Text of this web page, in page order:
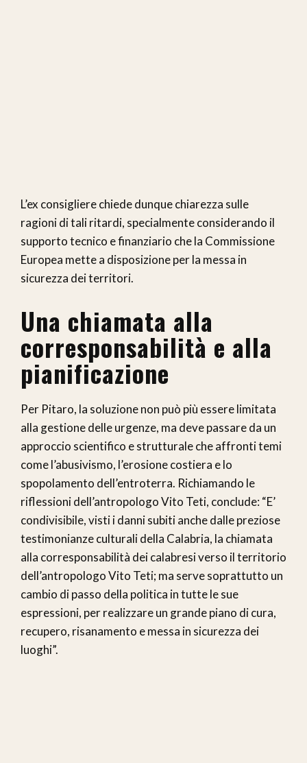
L’ex consigliere chiede dunque chiarezza sulle
ragioni di tali ritardi, specialmente considerando il
supporto tecnico e finanziario che la Commissione
Europea mette a disposizione per la messa in
sicurezza dei territori.
Una chiamata alla
corresponsabilità e alla
pianificazione
Per Pitaro, la soluzione non può più essere limitata
alla gestione delle urgenze, ma deve passare da un
approccio scientifico e strutturale che affronti temi
come l’abusivismo, l’erosione costiera e lo
spopolamento dell’entroterra. Richiamando le
riflessioni dell’antropologo Vito Teti, conclude: “E’
condivisibile, visti i danni subiti anche dalle preziose
testimonianze culturali della Calabria, la chiamata
alla corresponsabilità dei calabresi verso il territorio
dell’antropologo Vito Teti; ma serve soprattutto un
cambio di passo della politica in tutte le sue
espressioni, per realizzare un grande piano di cura,
recupero, risanamento e messa in sicurezza dei
luoghi”.